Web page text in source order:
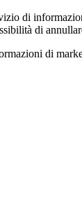
di
di
di